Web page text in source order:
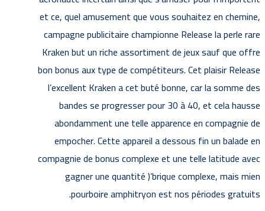
et ce, quel amusement que vous souhaitez en chemine,
campagne publicitaire championne Release la perle rare
Kraken but un riche assortiment de jeux sauf que offre
bon bonus aux type de compétiteurs. Cet plaisir Release
l’excellent Kraken a cet buté bonne, car la somme des
bandes se progresser pour 30 à 40, et cela hausse
abondamment une telle apparence en compagnie de
empocher. Cette appareil a dessous fin un balade en
compagnie de bonus complexe et une telle latitude avec
gagner une quantité )’brique complexe, mais mien
pourboire amphitryon est nos périodes gratuits.